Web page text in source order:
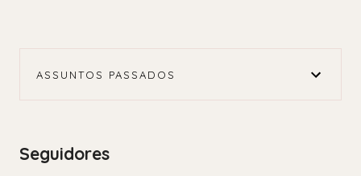
ASSUNTOS PASSADOS
Seguidores